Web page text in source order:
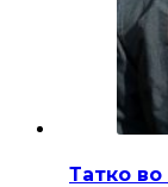
Татко